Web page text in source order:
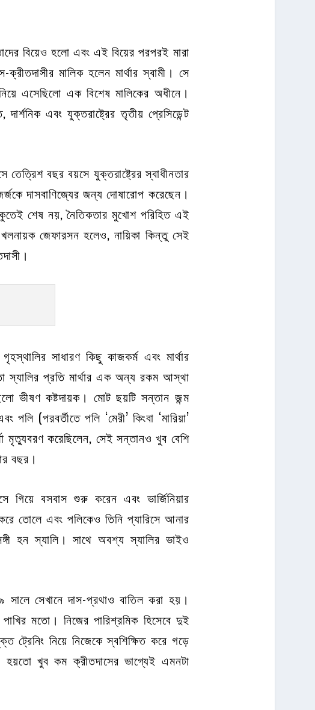
বিয়েও হলো এবং এই বিয়ের পরপরই মারা
মালিক হলেন মার্থার স্বামী। সে
এসেছিলো এক বিশেষ মালিকের অধীনে।
এবং যুক্তরাষ্ট্রের তৃতীয় প্রেসিডেন্ট
বছর বয়সে যুক্তরাষ্ট্রের স্বাধীনতার
দাসবাণিজ্যের জন্য দোষারোপ করেছেন।
শেষ নয়, নৈতিকতার মুখোশ পরিহিত এই
জেফারসন হলেও, নায়িকা কিন্তু সেই
সাধারণ কিছু কাজকর্ম এবং মার্থার
স্যালির প্রতি মার্থার এক অন্য রকম আস্থা
ভীষণ কষ্টদায়ক। মোট ছয়টি সন্তান জন্ম
(পরবর্তীতে পলি ‘মেরী’ কিংবা ‘মারিয়া’
মৃত্যুবরণ করেছিলেন, সেই সন্তানও খুব বেশি
বছর।
গিয়ে বসবাস শুরু করেন এবং ভার্জিনিয়ার
তোলে এবং পলিকেও তিনি প্যারিসে আনার
হন স্যালি। সাথে অবশ্য স্যালির ভাইও
সেখানে দাস-প্রথাও বাতিল করা হয়।
মতো। নিজের পারিশ্রমিক হিসেবে দুই
নিয়ে নিজেকে স্বশিক্ষিত করে গড়ে
হয়তো খুব কম ক্রীতদাসের ভাগ্যেই এমনটা